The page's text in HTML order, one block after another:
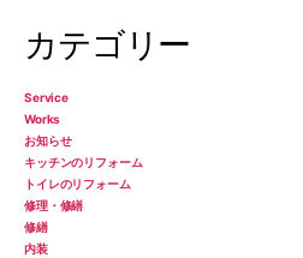
カテゴリー
Service
Works
お知らせ
キッチンのリフォーム
トイレのリフォーム
修理・修繕
修繕
内装